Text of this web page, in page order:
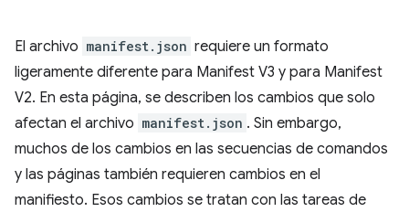
El archivo manifest.json requiere un formato
ligeramente diferente para Manifest V3 y para Manifest
V2. En esta página, se describen los cambios que solo
afectan el archivo manifest.json . Sin embargo,
muchos de los cambios en las secuencias de comandos
y las páginas también requieren cambios en el
manifiesto. Esos cambios se tratan con las tareas de